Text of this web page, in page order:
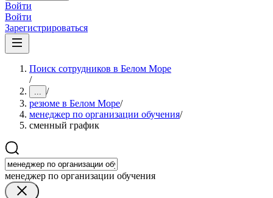
Войти
Войти
Зарегистрироваться
Поиск сотрудников в Белом Море
/
... /
резюме в Белом Море/
менеджер по организации обучения/
сменный график
менеджер по организации обучения